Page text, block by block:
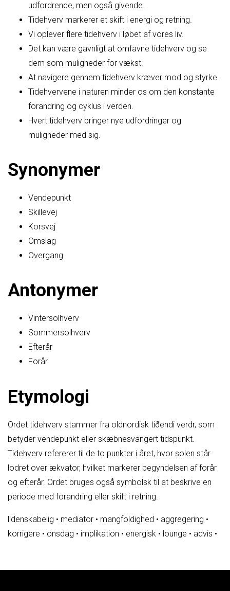
udfordrende, men også givende.
Tidehverv markerer et skift i energi og retning.
Vi oplever flere tidehverv i løbet af vores liv.
Det kan være gavnligt at omfavne tidehverv og se
dem som muligheder for vækst.
At navigere gennem tidehverv kræver mod og styrke.
Tidehvervene i naturen minder os om den konstante
forandring og cyklus i verden.
Hvert tidehverv bringer nye udfordringer og
muligheder med sig.
Synonymer
Vendepunkt
Skillevej
Korsvej
Omslag
Overgang
Antonymer
Vintersolhverv
Sommersolhverv
Efterår
Forår
Etymologi
Ordet tidehverv stammer fra oldnordisk tiðendi verdr, som
betyder vendepunkt eller skæbnesvangert tidspunkt.
Tidehverv refererer til de to punkter i året, hvor solen står
lodret over ækvator, hvilket markerer begyndelsen af forår
og efterår. Ordet bruges også symbolsk til at beskrive en
periode med forandring eller skift i retning.
lidenskabelig • mediator • mangfoldighed • aggregering •
korrigere • onsdag • implikation • energisk • lounge • advis •